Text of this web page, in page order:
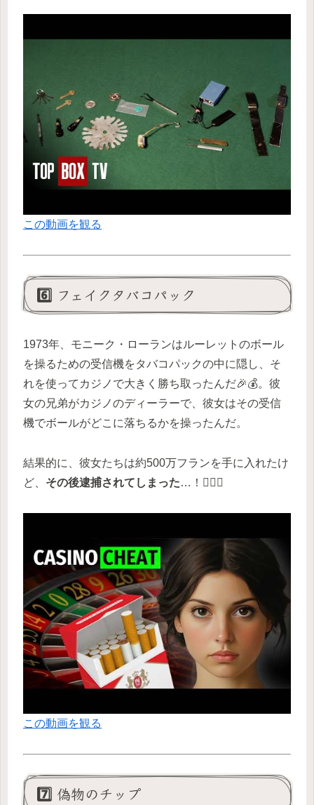
この動画を観る
6️⃣ フェイクタバコパック
1973年、モニーク・ローランはルーレットのボール
を操るための受信機をタバコパックの中に隠し、そ
れを使ってカジノで大きく勝ち取ったんだ🎉💰。彼
女の兄弟がカジノのディーラーで、彼女はその受信
機でボールがどこに落ちるかを操ったんだ。
結果的に、彼女たちは約500万フランを手に入れたけ
ど、 その後逮捕されてしまった…！🕵️‍♀️💔
この動画を観る
7️⃣ 偽物のチップ